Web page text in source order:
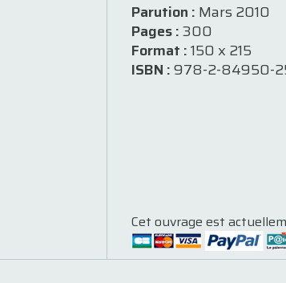
Cet ouvrage est
Parution : Mars 2010
Pages :300
Format :150 x 215
ISBN :978-2-84950-